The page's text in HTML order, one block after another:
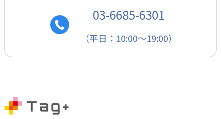
03-6685-6301
（平日：10:00～19:00）